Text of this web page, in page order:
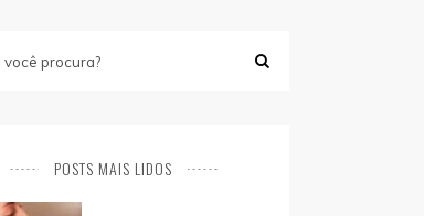
POSTS MAIS LIDOS